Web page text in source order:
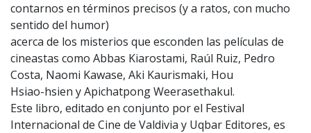
contarnos en términos precisos (y a ratos, con mucho
sentido del humor)
acerca de los misterios que esconden las películas de
cineastas como Abbas Kiarostami, Raúl Ruiz, Pedro
Costa, Naomi Kawase, Aki Kaurismaki, Hou
Hsiao-hsien y Apichatpong Weerasethakul.
Este libro, editado en conjunto por el Festival
Internacional de Cine de Valdivia y Uqbar Editores, es